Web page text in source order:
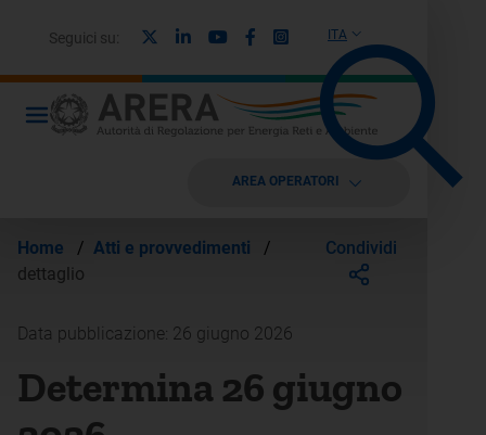
ITA
Seguici su: LinkedinYoutubeFacebook
Instagram
AREA OPERATORI
Home / Atti e provvedimenti
/
dettaglio
Condividi
Data pubblicazione: 26 giugno 2026
Determina 26 giugno